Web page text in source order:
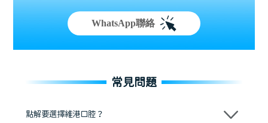
WhatsApp聯絡
常見問題
點解要選擇維港口腔？